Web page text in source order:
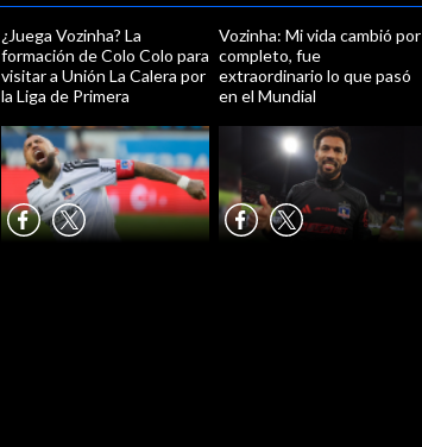
¿Juega Vozinha? La
formación de Colo Colo para
visitar a Unión La Calera por
la Liga de Primera
Vozinha: Mi vida cambió por
completo, fue
extraordinario lo que pasó
en el Mundial